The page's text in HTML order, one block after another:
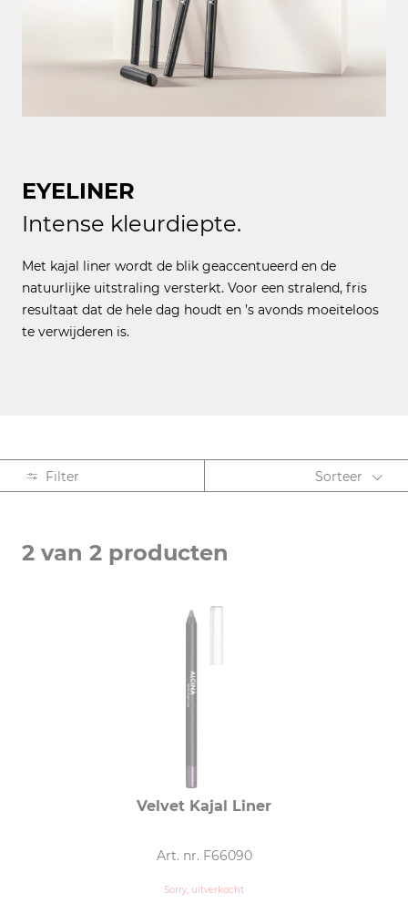
EYELINER
Intense kleurdiepte.
Met kajal liner wordt de blik geaccentueerd en de
natuurlijke uitstraling versterkt. Voor een stralend, fris
resultaat dat de hele dag houdt en ’s avonds moeiteloos
te verwijderen is.
Sorteer
Filter
Long lasting (2)
rijkelijk gepigmenteerd (2)
2 van 2 producten
Velvet Kajal Liner
Art. nr. F66090
Sorry, uitverkocht